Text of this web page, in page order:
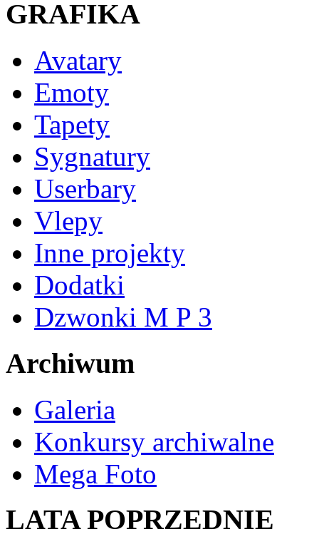
GRAFIKA
Avatary
Emoty
Tapety
Sygnatury
Userbary
Vlepy
Inne projekty
Dodatki
Dzwonki M P 3
Archiwum
Galeria
Konkursy archiwalne
Mega Foto
LATA POPRZEDNIE